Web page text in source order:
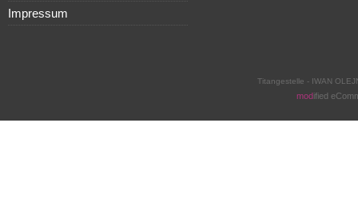
Impressum
Titangestelle - IWAN
modified